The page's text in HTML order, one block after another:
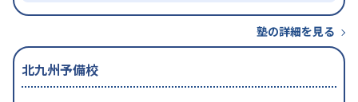
塾の詳細を見る
北九州予備校